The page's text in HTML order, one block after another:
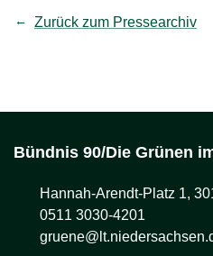
Zurück zum Pressearchiv
Bündnis 90/Die Grünen
Hannah-Arendt-Platz 1,
0511 3030-4201